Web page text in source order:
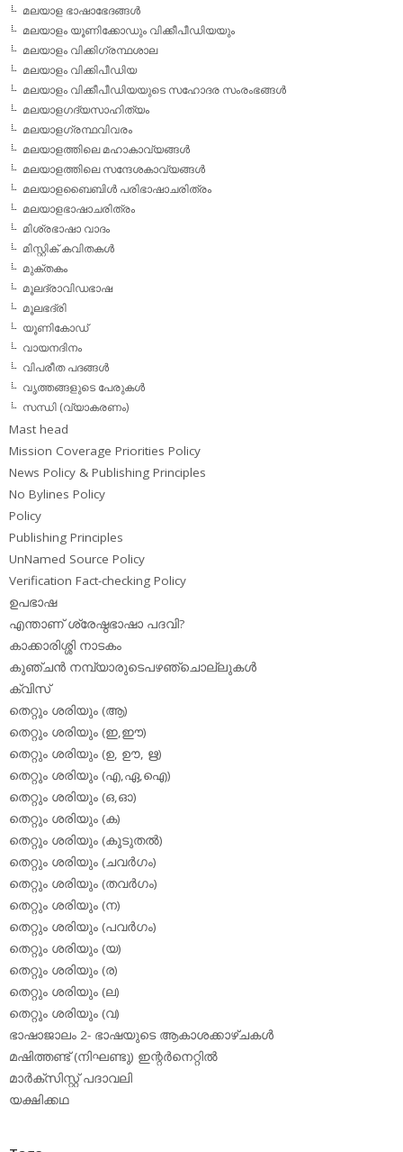
മലയാള ഭാഷാഭേദങ്ങള്‍
മലയാളം യൂണിക്കോഡും വിക്കീപീഡിയയും
മലയാളം വിക്കിഗ്രന്ഥശാല
മലയാളം വിക്കിപീഡിയ
മലയാളം വിക്കീപീഡിയയുടെ സഹോദര സംരംഭങ്ങള്‍
മലയാളഗദ്യസാഹിത്യം
മലയാളഗ്രന്ഥവിവരം
മലയാളത്തിലെ മഹാകാവ്യങ്ങള്‍
മലയാളത്തിലെ സന്ദേശകാവ്യങ്ങള്‍
മലയാളബൈബിള്‍ പരിഭാഷാചരിത്രം
മലയാളഭാഷാചരിത്രം
മിശ്രഭാഷാ വാദം
മിസ്റ്റിക് കവിതകള്‍
മുക്തകം
മൂലദ്രാവിഡഭാഷ
മൂലഭദ്രി
യൂണികോഡ്
വായനദിനം
വിപരീത പദങ്ങള്‍
വൃത്തങ്ങളുടെ പേരുകള്‍
സന്ധി (വ്യാകരണം)
Mast head
Mission Coverage Priorities Policy
News Policy & Publishing Principles
No Bylines Policy
Policy
Publishing Principles
UnNamed Source Policy
Verification Fact-checking Policy
ഉപഭാഷ
എന്താണ് ശ്രേഷ്ഠഭാഷാ പദവി?
കാക്കാരിശ്ശി നാടകം
കുഞ്ചന്‍ നമ്പ്യാരുടെപഴഞ്ചൊല്ലുകള്‍
ക്വിസ്
തെറ്റും ശരിയും (ആ)
തെറ്റും ശരിയും (ഇ,ഈ)
തെറ്റും ശരിയും (ഉ, ഊ, ഋ)
തെറ്റും ശരിയും (എ,ഏ,ഐ)
തെറ്റും ശരിയും (ഒ,ഓ)
തെറ്റും ശരിയും (ക)
തെറ്റും ശരിയും (കൂടുതല്‍)
തെറ്റും ശരിയും (ചവര്‍ഗം)
തെറ്റും ശരിയും (തവര്‍ഗം)
തെറ്റും ശരിയും (ന)
തെറ്റും ശരിയും (പവര്‍ഗം)
തെറ്റും ശരിയും (യ)
തെറ്റും ശരിയും (ര)
തെറ്റും ശരിയും (ല)
തെറ്റും ശരിയും (വ)
ഭാഷാജാലം 2- ഭാഷയുടെ ആകാശക്കാഴ്ചകള്‍
മഷിത്തണ്ട് (നിഘണ്ടു) ഇന്റര്‍നെറ്റില്‍
മാര്‍ക്‌സിസ്റ്റ് പദാവലി
യക്ഷിക്കഥ